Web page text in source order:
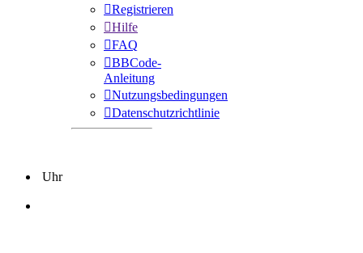
Registrieren
Hilfe
FAQ
BBCode-
Anleitung
Nutzungsbedingungen
Datenschutzrichtlinie
Uhr